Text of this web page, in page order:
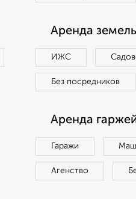
Аренда
ИЖС
Без посредников
Аренда
Гаражи
Агенство